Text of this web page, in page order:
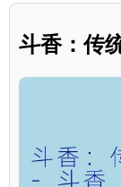
斗香：传